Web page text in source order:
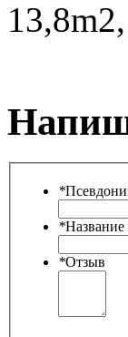
*
*Название
*Отзыв